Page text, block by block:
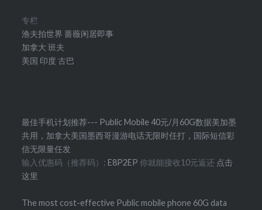
专栏
渔夫拍世界蔷薇闲居即事
加拿大 班夫
美国 印度 古巴
最佳手机计划推荐--- Public Mobile 40元/月60G数据美加墨
共用，加拿大美国墨西哥漫游电话无限时任打，国际短信彩
信无限量任发
输入优惠码（推荐码）:E8P2EP你就能接收10元返还 点击
这里
The most cost-effective Public mobile phone 60G data